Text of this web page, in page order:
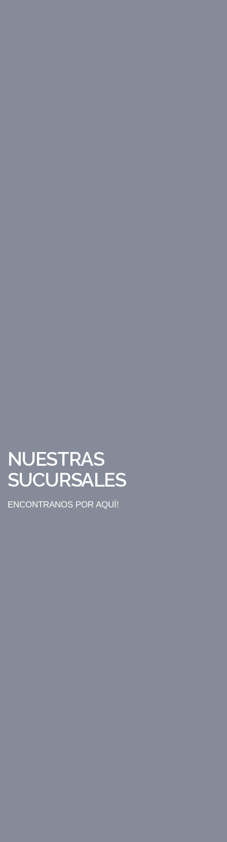
NUESTRAS
SUCURSALES
ENCONTRANOS POR AQUÍ!